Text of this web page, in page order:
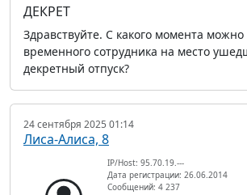
ДЕКРЕТ
Здравствуйте. С какого момента можно
временного сотрудника на место
декретный отпуск?
24 сентября 2025 01:14
Лиса-Алиса, 8
IP/Host: 95.70.19.---
Дата регистрации: 26.06.2014
Сообщений: 4 237